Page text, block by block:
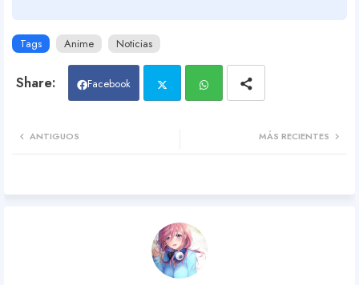
Tags Anime Noticias
Facebook
pp
MÁS RECIENTES
ANTIGUOS